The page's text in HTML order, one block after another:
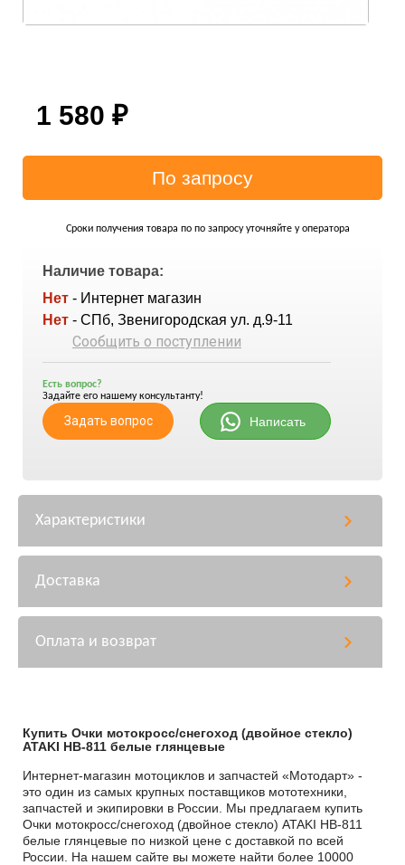
1 580 ₽
Сроки получения товара по по запросу уточняйте у оператора
Наличие товара:
Нет - Интернет магазин
Нет - СПб, Звенигородская ул. д.9-11
Сообщить о поступлении
Есть вопрос?
Задайте его нашему консультанту!
Задать вопрос Написать
Характеристики
Доставка
Оплата и возврат
Купить Очки мотокросс/снегоход (двойное стекло)
ATAKI HB-811 белые глянцевые
Интернет-магазин мотоциклов и запчастей «Мотодарт» -
это один из самых крупных поставщиков мототехники,
запчастей и экипировки в России. Мы предлагаем купить
Очки мотокросс/снегоход (двойное стекло) ATAKI HB-811
белые глянцевые по низкой цене с доставкой по всей
России. На нашем сайте вы можете найти более 10000